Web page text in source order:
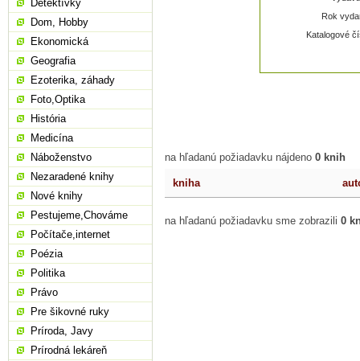
Rok
Katalogové
na hľadanú požiadavku nájdeno 0 knih
kniha
na hľadanú požiadavku sme zobrazili 0
Detektívky
Dom, Hobby
Ekonomická
Geografia
Ezoterika, záhady
Foto,Optika
História
Medicína
Náboženstvo
Nezaradené knihy
Nové knihy
Pestujeme,Chováme
Počítače,internet
Poézia
Politika
Právo
Pre šikovné ruky
Príroda, Javy
Prírodná lekáreň